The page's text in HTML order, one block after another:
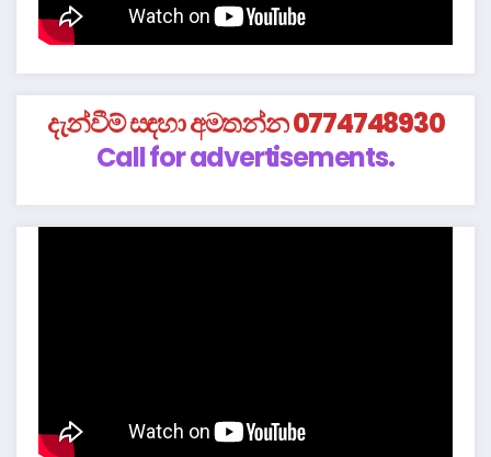
දැන්වීම් සඳහා අමතන්න 0774748930
Call for advertisements.